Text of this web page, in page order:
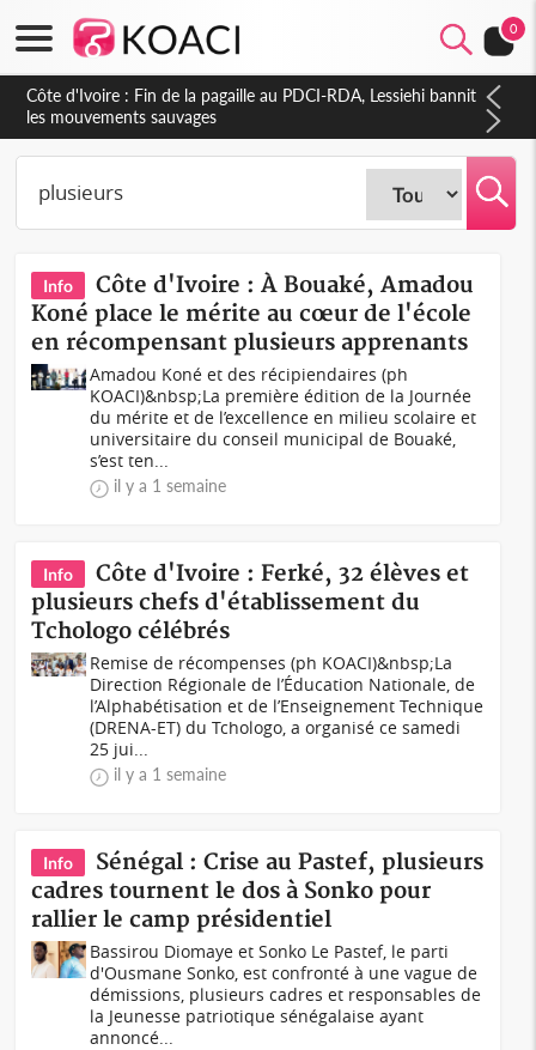
0
Côte d'Ivoire : Ouattara promet des sanctions contre les
déguerpissements illégaux
Info
Côte d'Ivoire : À Bouaké, Amadou
Koné place le mérite au cœur de l'école
en récompensant plusieurs apprenants
Amadou Koné et des récipiendaires (ph
KOACI)&nbsp;La première édition de la Journée
du mérite et de l’excellence en milieu scolaire et
universitaire du conseil municipal de Bouaké,
s’est ten...
il y a 1 semaine
Info
Côte d'Ivoire : Ferké, 32 élèves et
plusieurs chefs d'établissement du
Tchologo célébrés
Remise de récompenses (ph KOACI)&nbsp;La
Direction Régionale de l’Éducation Nationale, de
l’Alphabétisation et de l’Enseignement Technique
(DRENA-ET) du Tchologo, a organisé ce samedi
25 jui...
il y a 1 semaine
Info
Sénégal : Crise au Pastef, plusieurs
cadres tournent le dos à Sonko pour
rallier le camp présidentiel
Bassirou Diomaye et Sonko Le Pastef, le parti
d'Ousmane Sonko, est confronté à une vague de
démissions, plusieurs cadres et responsables de
la Jeunesse patriotique sénégalaise ayant
annoncé...